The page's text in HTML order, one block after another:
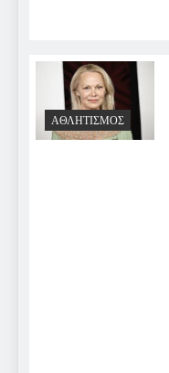
ΑΘΛΗΤΙΣΜΌΣ